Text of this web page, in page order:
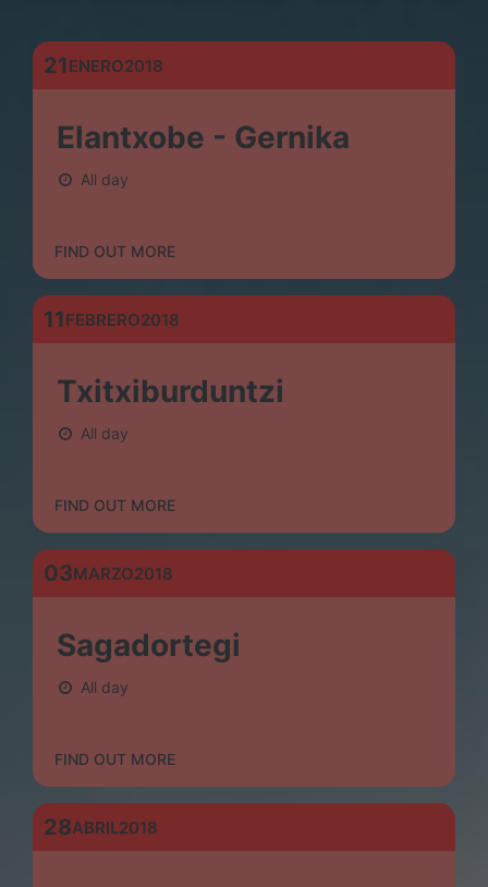
21ENERO2018
Elantxobe - Gernika
All day
FIND OUT MORE
11FEBRERO2018
Txitxiburduntzi
All day
FIND OUT MORE
03MARZO2018
Sagadortegi
All day
FIND OUT MORE
28ABRIL2018